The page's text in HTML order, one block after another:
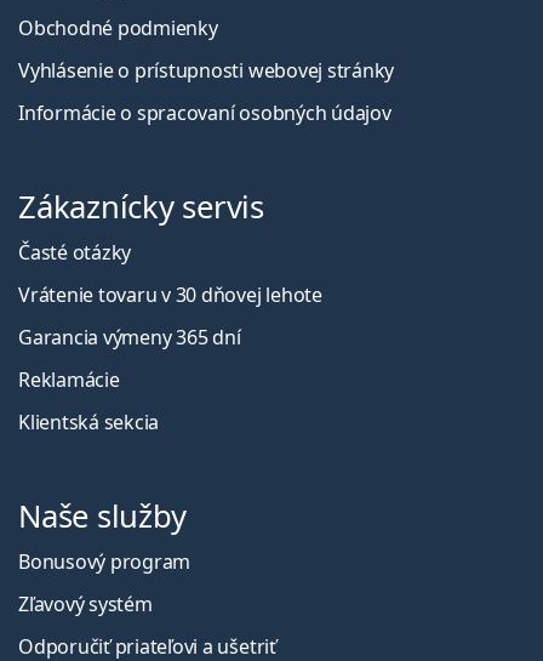
Obchodné podmienky
Vyhlásenie o prístupnosti webovej stránky
Informácie o spracovaní osobných údajov
Zákaznícky servis
Časté otázky
Vrátenie tovaru v 30 dňovej lehote
Garancia výmeny 365 dní
Reklamácie
Klientská sekcia
Naše služby
Bonusový program
Zľavový systém
Odporučiť priateľovi a ušetriť